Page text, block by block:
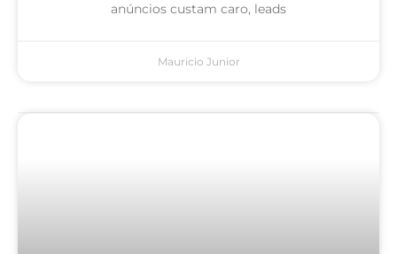
anúncios custam caro, leads
Mauricio Junior